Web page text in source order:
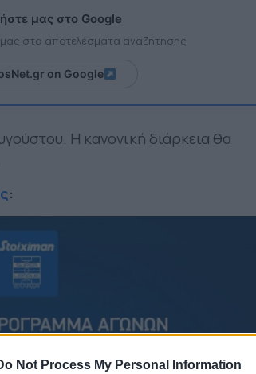
Not Process My Personal Information
μας στο Google
στα αποτελέσματα αναζήτησης
on Google
Η κανονική διάρκεια θα
: